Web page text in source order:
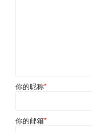
你的昵称*
你的邮箱*